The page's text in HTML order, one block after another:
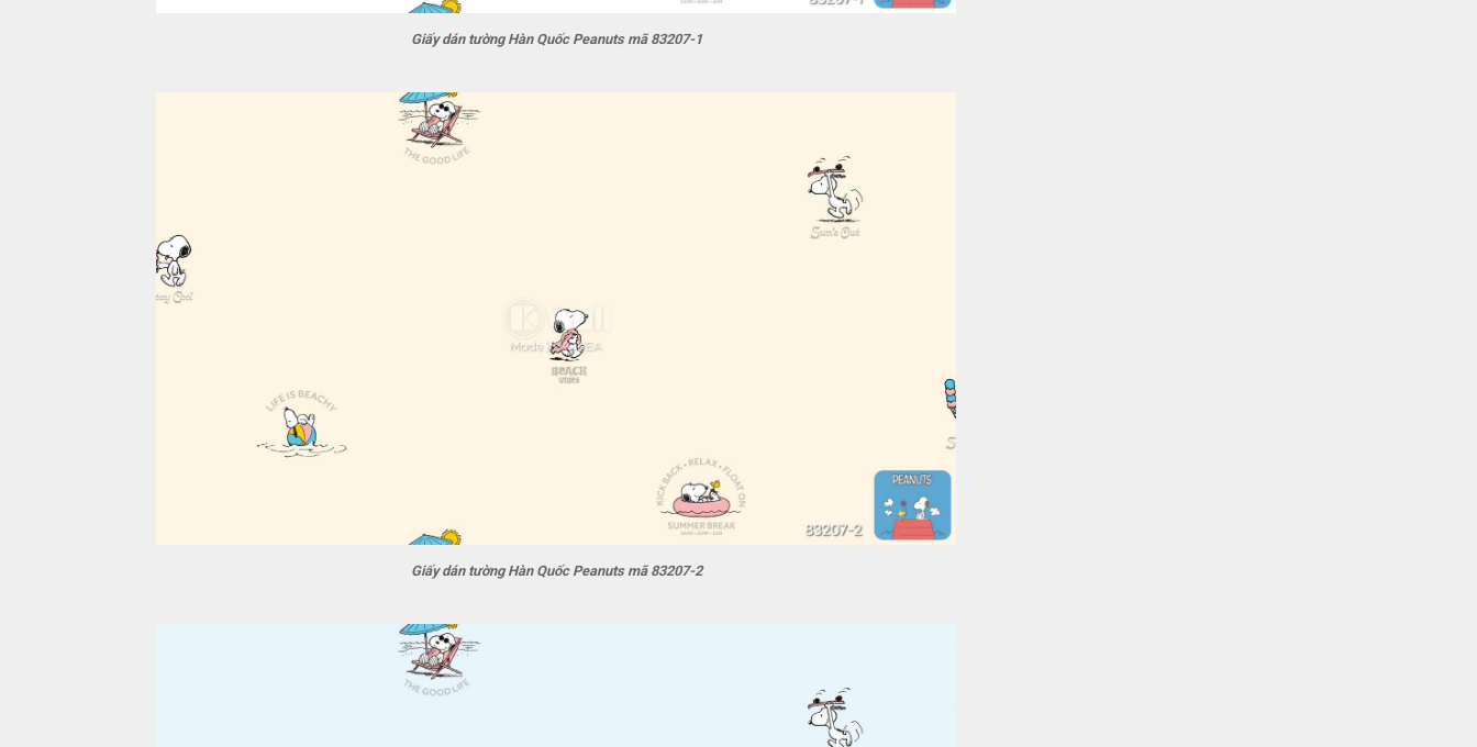
Giấy dán tường Hàn Quốc Peanuts mã 83207-1
Giấy dán tường Hàn Quốc Peanuts mã 83207-2